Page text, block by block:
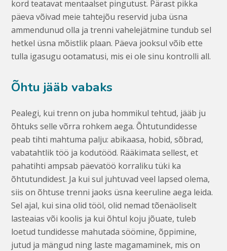
kord teatavat mentaalset pingutust. Pärast pikka
päeva võivad meie tahtejõu reservid juba üsna
ammendunud olla ja trenni vahelejätmine tundub sel
hetkel üsna mõistlik plaan. Päeva jooksul võib ette
tulla igasugu ootamatusi, mis ei ole sinu kontrolli all.
Õhtu jääb vabaks
Pealegi, kui trenn on juba hommikul tehtud, jääb ju
õhtuks selle võrra rohkem aega. Õhtutundidesse
peab tihti mahtuma palju: abikaasa, hobid, sõbrad,
vabatahtlik töö ja kodutööd. Rääkimata sellest, et
pahatihti ampsab päevatöö korraliku tüki ka
õhtutundidest. Ja kui sul juhtuvad veel lapsed olema,
siis on õhtuse trenni jaoks üsna keeruline aega leida.
Sel ajal, kui sina olid tööl, olid nemad tõenäoliselt
lasteaias või koolis ja kui õhtul koju jõuate, tuleb
loetud tundidesse mahutada söömine, õppimine,
jutud ja mängud ning laste magamaminek, mis on